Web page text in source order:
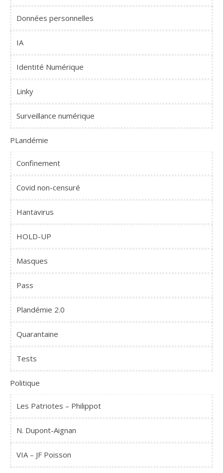
Données personnelles
IA
Identité Numérique
Linky
Surveillance numérique
PLandémie
Confinement
Covid non-censuré
Hantavirus
HOLD-UP
Masques
Pass
Plandémie 2.0
Quarantaine
Tests
Politique
Les Patriotes – Philippot
N. Dupont-Aignan
VIA – JF Poisson